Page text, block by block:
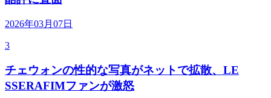
2026年03月07日
3
チェウォンの性的な写真がネットで拡散、LE
SSERAFIMファンが激怒